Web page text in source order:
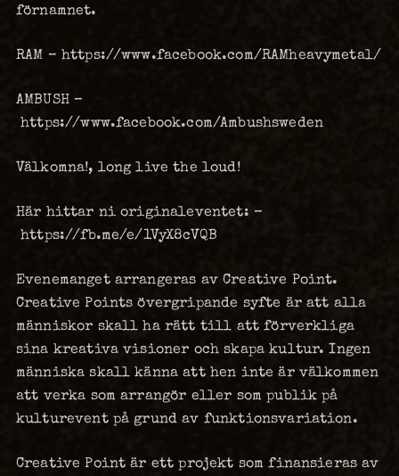
förnamnet.
RAM – https://www.facebook.com/RAMheavymetal/
AMBUSH –
https://www.facebook.com/Ambushsweden
Välkomna!, long live the loud!
Här hittar ni originaleventet: –
https://fb.me/e/1VyX8cVQB
Evenemanget arrangeras av Creative Point.
Creative Points övergripande syfte är att alla
människor skall ha rätt till att förverkliga
sina kreativa visioner och skapa kultur. Ingen
människa skall känna att hen inte är välkommen
att verka som arrangör eller som publik på
kulturevent på grund av funktionsvariation.
Creative Point är ett projekt som finansieras av